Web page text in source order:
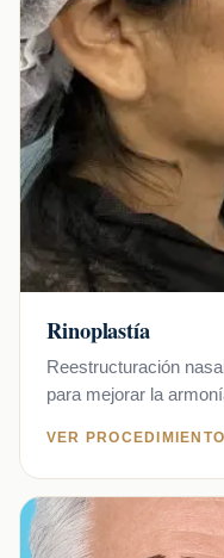
Rinoplastía
Reestructuración
para mejorar la
VER PROCEDIMIENTO